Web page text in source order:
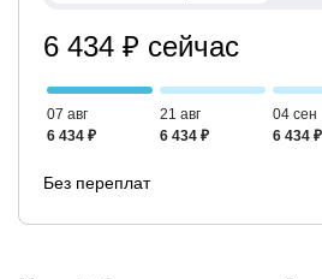
6 434 ₽ сейчас
07 авг
6 434 ₽
21 авг
6 434 ₽
04 сен
6 434 ₽
Без переплат